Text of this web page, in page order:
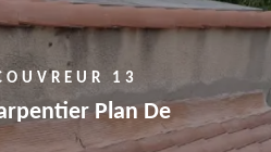
13
Plan De